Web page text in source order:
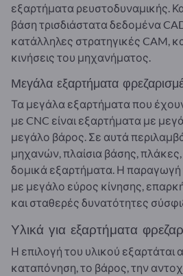
εξαρτήματα ρευστοδυναμικής.
βάση τρισδιάστατα δεδομένα
κατάλληλες στρατηγικές CAM,
κινήσεις του μηχανήματος.
Μεγάλα εξαρτήματα
Τα μεγάλα εξαρτήματα που
με CNC είναι εξαρτήματα με
μεγάλο βάρος. Σε αυτά
μηχανών, πλαίσια βάσης, πλάκες,
δομικά εξαρτήματα. Η παραγωγή
με μεγάλο εύρος κίνησης,
και σταθερές δυνατότητες
Υλικά για εξαρτήματα
Η επιλογή του υλικού εξαρτάται
καταπόνηση, το βάρος, την